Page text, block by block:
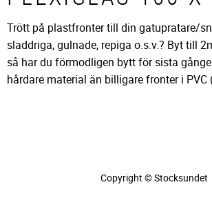
Trött på plastfronter till din gatupratare/
sladdriga, gulnade, repiga o.s.v.? Byt till
så har du förmodligen bytt för sista
hårdare material än billigare fronter i PVC
Copyright © Stocksundet